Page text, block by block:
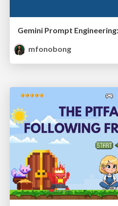
mfonobong